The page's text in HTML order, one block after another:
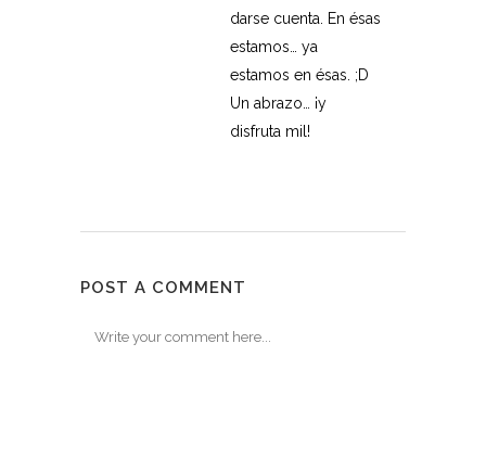
darse cuenta. En ésas
estamos… ya
estamos en ésas. ;D
Un abrazo… ¡y
disfruta mil!
POST A COMMENT